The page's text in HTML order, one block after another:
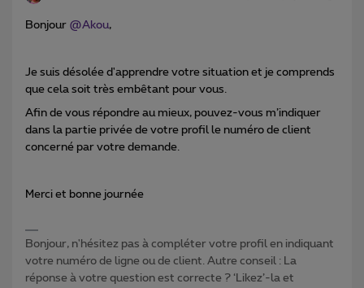
Bonjour @Akou,
Je suis désolée d'apprendre votre situation et je comprends
que cela soit très embêtant pour vous.
Afin de vous répondre au mieux, pouvez-vous m’indiquer
dans la partie privée de votre profil le numéro de client
concerné par votre demande.
Merci et bonne journée
Bonjour, n'hésitez pas à compléter votre profil en indiquant
votre numéro de ligne ou de client. Autre conseil : La
réponse à votre question est correcte ? ‘Likez’-la et